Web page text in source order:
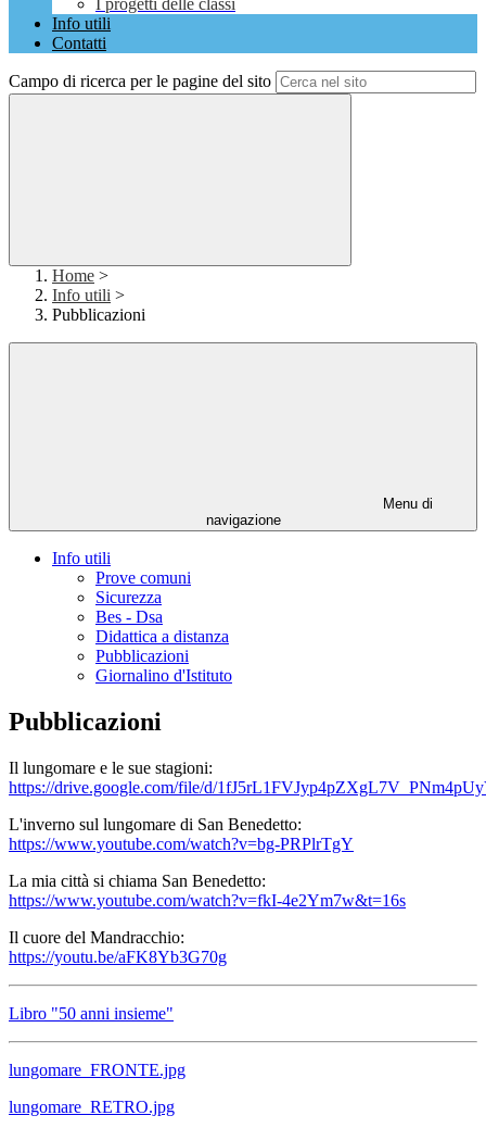
I progetti delle classi
Info utili
Contatti
Campo di ricerca per le pagine del sito
Home >
Info utili >
Pubblicazioni
Menu di
navigazione
Info utili
Prove comuni
Sicurezza
Bes - Dsa
Didattica a distanza
Pubblicazioni
Giornalino d'Istituto
Pubblicazioni
Il lungomare e le sue stagioni:
https://drive.google.com/file/d/
L'inverno sul lungomare di San Benedetto:
https://www.youtube.com/watch?v=bg-PRPlrTgY
La mia città si chiama San Benedetto:
https://www.youtube.com/watch?v=fkI-4e2Ym7w&t=16s
Il cuore del Mandracchio:
https://youtu.be/aFK8Yb3G70g
Libro "50 anni insieme"
lungomare_FRONTE.jpg
lungomare_RETRO.jpg